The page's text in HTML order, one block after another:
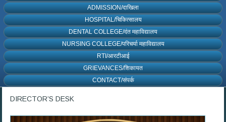
ADMISSION/दाखिला
HOSPITAL/चिकित्सालय
DENTAL COLLEGE/दंत महाविद्यालय
NURSING COLLEGE/परिचर्या महाविद्यालय
RTI/आरटीआई
GRIEVANCES/शिकायत
CONTACT/संपर्क
DIRECTOR’S DESK